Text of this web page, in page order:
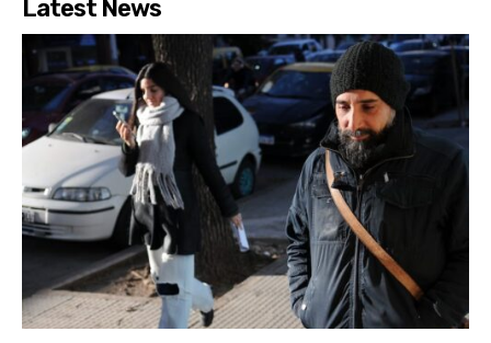
Latest News